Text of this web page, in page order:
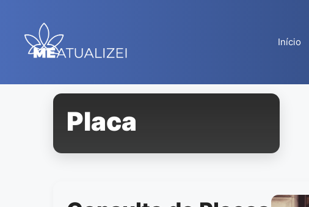
contenido
Início
Placa